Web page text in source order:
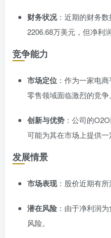
财务状况：近期的财务
2206.68万美元，但净利
竞争能力
市场定位 ：作为一家电
零售领域面临激烈的竞争。
创新与优势 ：公司的
可能为其在市场上提供一
发展情景
市场表现：股价近期有所
潜在风险 ：由于净利润
风险。